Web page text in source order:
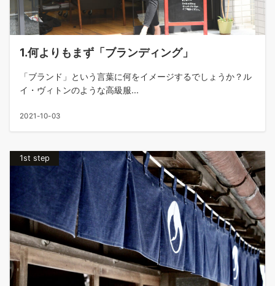
1.何よりもまず「ブランディング」
「ブランド」という言葉に何をイメージするでしょうか？ル
イ・ヴィトンのような高級服...
2021-10-03
1st step